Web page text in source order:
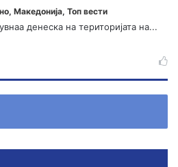
, Македонија, Топ вести
денеска на територијата на...